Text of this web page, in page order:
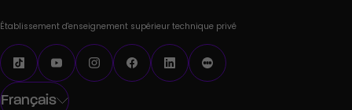
Établissement d'enseignement supérieur technique privé
Français